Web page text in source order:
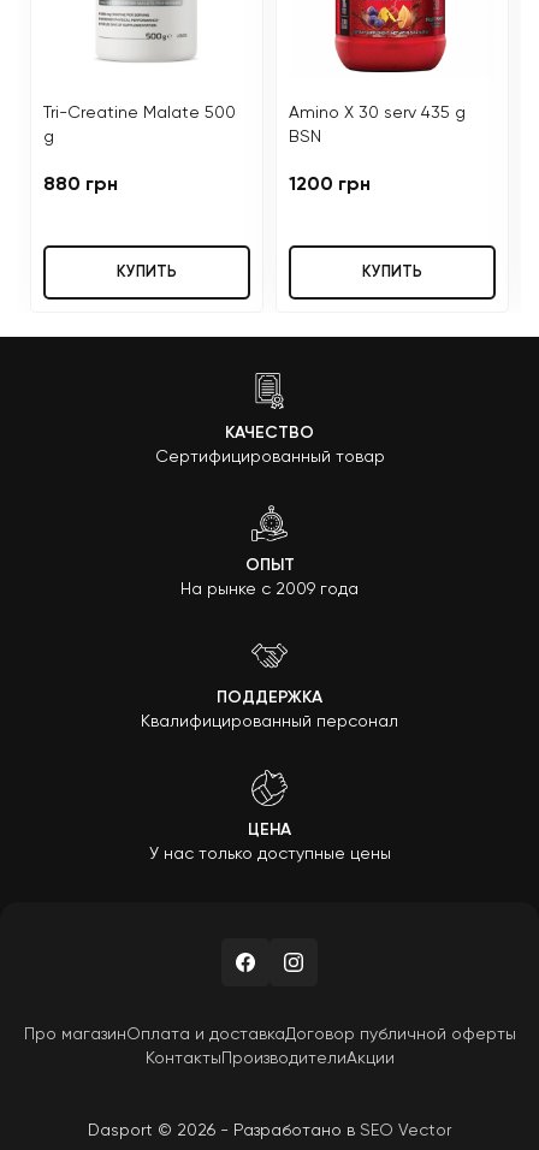
Tri-Creatine Malate 500
g
880 грн
КУПИТЬ
Amino X 30 serv 435 g
BSN
1200 грн
КУПИТЬ
КАЧЕСТВО
Сертифицированный товар
ОПЫТ
На рынке с 2009 года
ПОДДЕРЖКА
Квалифицированный персонал
ЦЕНА
У нас только доступные цены
Про магазинОплата и доставкаДоговор публичной оферты
Контакты ПроизводителиАкции
Dasport © 2026 - Разработано в SEO Vector